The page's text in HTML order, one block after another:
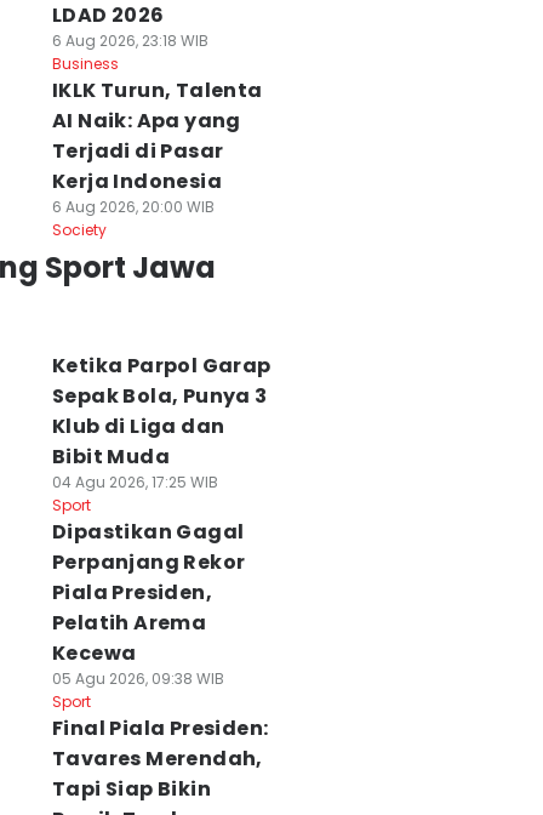
LDAD 2026
6 Aug 2026, 23:18 WIB
Business
IKLK Turun, Talenta
AI Naik: Apa yang
Terjadi di Pasar
Kerja Indonesia
6 Aug 2026, 20:00 WIB
Society
Sport Jawa
Ketika Parpol Garap
Sepak Bola, Punya 3
Klub di Liga dan
Bibit Muda
04 Agu 2026, 17:25 WIB
Sport
Dipastikan Gagal
Perpanjang Rekor
Piala Presiden,
Pelatih Arema
Kecewa
05 Agu 2026, 09:38 WIB
Sport
Final Piala Presiden:
Tavares Merendah,
Tapi Siap Bikin